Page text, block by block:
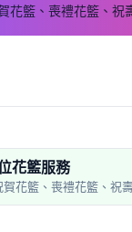
花籃、喪禮花籃、
花籃服務
賀花籃、喪禮花籃、祝